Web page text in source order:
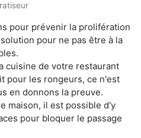
pour prévenir la prolifération
pour ne pas être à la
cuisine de votre restaurant
pour les rongeurs, ce n'est
en donnons la preuve.
maison, il est possible d'y
pour bloquer le passage